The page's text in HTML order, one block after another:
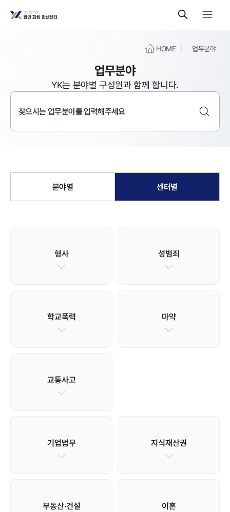
HOME 업무분야
업무분야
YK는 분야별 구성원과 함께 합니다.
분야별 센터별
형사 성범죄
학교폭력 마약
교통사고
기업법무 지식재산권
부동산·건설 이혼